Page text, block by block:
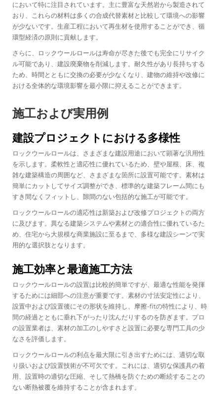
において特に注目されています。主に豊富な天然岩から製造されて
おり、これらの材料は多くの合成代替素材と比較して環境への影響
が少ないです。生産工程において再生材を使用することができ、循
環型経済の原則に貢献します。
さらに、ロックウールロールは寿命が尽きた後でも完全にリサイク
ル可能であり、建設廃棄物を削減します。耐久性があり長持ちする
ため、時間とともに交換の必要が少なくなり、建物の維持や改修に
おける全体的な環境影響を最小限に抑えることができます。
施工および実用例
建設プロジェクトにおける多様性
ロックウールロールは、さまざまな建設用途において顕著な汎用性
を示します。柔軟性と適応性に優れているため、壁や屋根、床、複
雑な建築構造の周囲など、さまざまな箇所に設置可能です。素材は
簡単にカットしてサイズ調整ができ、標準的な建築フレーム間にも
すき間なくフィットし、隙間のない包括的な施工が可能です。
ロックウールロールの適応性は新築および改修プロジェクトの両方
に及びます。異なる建築システムや素材との適合性に優れているた
め、住宅から大規模な商業施設に至るまで、多様な建設シーンで実
用的な選択肢となります。
施工効率と最適施工方法
ロックウールロールの設置は比較的簡単ですが、最適な性能を発揮
するためには細部への注意が重要です。素材の寸法安定性により、
設置中および設置後にその形状を維持し、摩擦-fitの特性により、時
間の経過とともに垂れ下がったり沈んだりするのを防ぎます。プロ
の設置業者は、素材の加工のしやすさと設置に必要な専門工具の少
なさを評価します。
ロックウールロールの利点を最大限に引き出すためには、適切な取
り扱いおよび設置技術が不可欠です。これには、適切な保護具の着
用、設置時の適切な圧縮、そして熱橋を防ぐための断続することの
ない断熱被覆を維持することが含まれます。